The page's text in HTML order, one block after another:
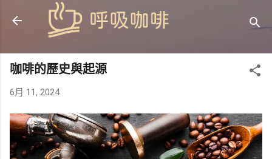
跳到主要內容
咖啡的歷史與起源
6月 11, 2024